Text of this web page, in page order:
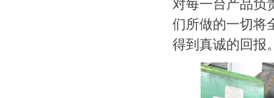
对每一台产品负
们所做的一切将
得到真诚的回报